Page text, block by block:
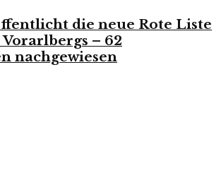
die neue Rote Liste
– 62
nachgewiesen